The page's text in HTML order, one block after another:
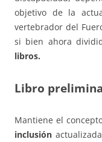
objetivo de la
vertebrador del
si bien ahora
libros.
Libro
Mantiene el
inclusión